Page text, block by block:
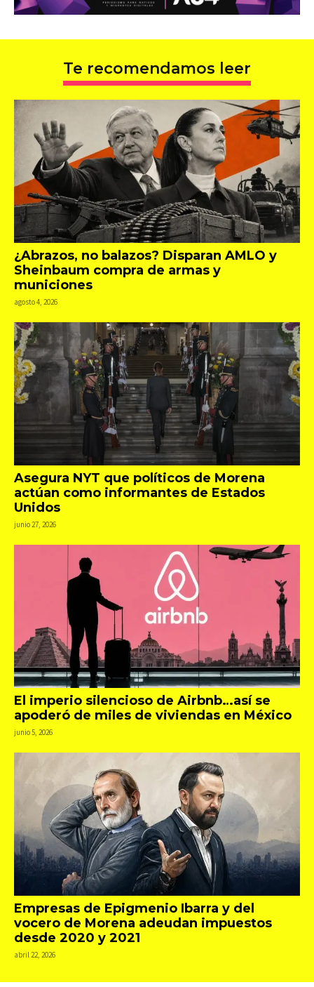
Te recomendamos leer
¿Abrazos, no balazos? Disparan AMLO y
Sheinbaum compra de armas y
municiones
agosto 4, 2026
Asegura NYT que políticos de Morena
actúan como informantes de Estados
Unidos
junio 27, 2026
El imperio silencioso de Airbnb…así se
apoderó de miles de viviendas en México
junio 5, 2026
Empresas de Epigmenio Ibarra y del
vocero de Morena adeudan impuestos
desde 2020 y 2021
abril 22, 2026